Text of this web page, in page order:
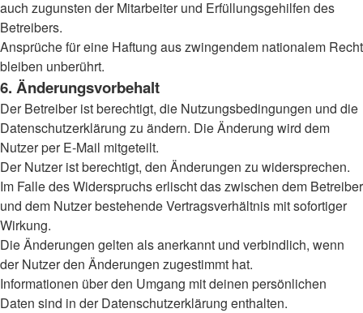
auch zugunsten der Mitarbeiter und Erfüllungsgehilfen des
Betreibers.
Ansprüche für eine Haftung aus zwingendem nationalem Recht
bleiben unberührt.
6. Änderungsvorbehalt
Der Betreiber ist berechtigt, die Nutzungsbedingungen und die
Datenschutzerklärung zu ändern. Die Änderung wird dem
Nutzer per E-Mail mitgeteilt.
Der Nutzer ist berechtigt, den Änderungen zu widersprechen.
Im Falle des Widerspruchs erlischt das zwischen dem Betreiber
und dem Nutzer bestehende Vertragsverhältnis mit sofortiger
Wirkung.
Die Änderungen gelten als anerkannt und verbindlich, wenn
der Nutzer den Änderungen zugestimmt hat.
Informationen über den Umgang mit deinen persönlichen
Daten sind in der Datenschutzerklärung enthalten.